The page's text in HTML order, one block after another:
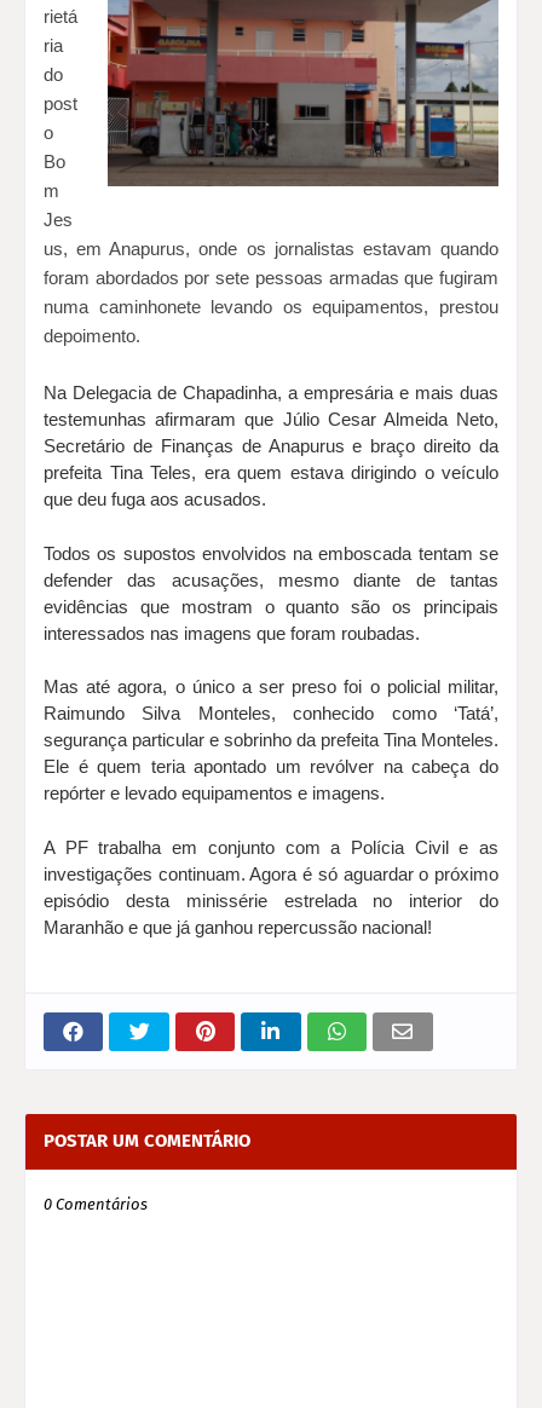
rietá
ria
do
post
o
Bo
m
Jes
us, em Anapurus, onde os jornalistas estavam quando
foram abordados por sete pessoas armadas que fugiram
numa caminhonete levando os equipamentos, prestou
depoimento.
Na Delegacia de Chapadinha, a empresária e mais duas
testemunhas afirmaram que Júlio Cesar Almeida Neto,
Secretário de Finanças de Anapurus e braço direito da
prefeita Tina Teles, era quem estava dirigindo o veículo
que deu fuga aos acusados.
Todos os supostos envolvidos na emboscada tentam se
defender das acusações, mesmo diante de tantas
evidências que mostram o quanto são os principais
interessados nas imagens que foram roubadas.
Mas até agora, o único a ser preso foi o policial militar,
Raimundo Silva Monteles, conhecido como ‘Tatá’,
segurança particular e sobrinho da prefeita Tina Monteles.
Ele é quem teria apontado um revólver na cabeça do
repórter e levado equipamentos e imagens.
A PF trabalha em conjunto com a Polícia Civil e as
investigações continuam. Agora é só aguardar o próximo
episódio desta minissérie estrelada no interior do
Maranhão e que já ganhou repercussão nacional!
POSTAR UM COMENTÁRIO
0 Comentários